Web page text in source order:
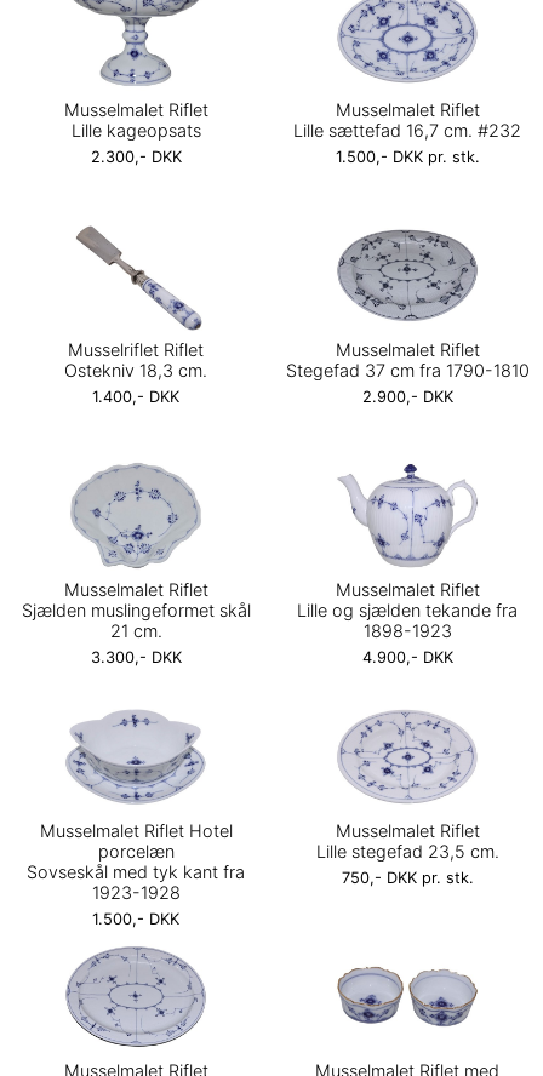
Musselmalet Riflet
Lille kageopsats
2.300,- DKK
Musselmalet Riflet
Lille sættefad 16,7 cm. #232
1.500,- DKK pr. stk.
Musselriflet Riflet
Ostekniv 18,3 cm.
1.400,- DKK
Musselmalet Riflet
Stegefad 37 cm fra 1790-1810
2.900,- DKK
Musselmalet Riflet
Sjælden muslingeformet skål
21 cm.
3.300,- DKK
Musselmalet Riflet
Lille og sjælden tekande fra
1898-1923
4.900,- DKK
Musselmalet Riflet Hotel
porcelæn
Sovseskål med tyk kant fra
1923-1928
1.500,- DKK
Musselmalet Riflet
Lille stegefad 23,5 cm.
750,- DKK pr. stk.
Musselmalet Riflet Musselmalet Riflet med